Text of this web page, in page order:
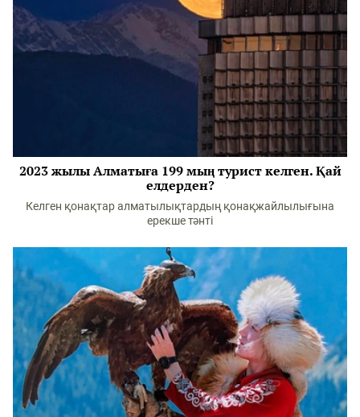
2023 жылы Алматыға 199 мың турист келген. Қай
елдерден?
Келген қонақтар алматылықтардың қонақжайлылығына
ерекше тәнті